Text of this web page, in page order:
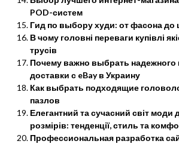
POD-систем
Гид по выбору худи: от фасона до
В чому головні переваги купівлі
трусів
Почему важно выбрать надежного
доставки с eBay в Украину
Как выбрать подходящие
пазлов
Елегантний та сучасний світ моди
розмірів: тенденції, стиль та
Профессиональная разработка